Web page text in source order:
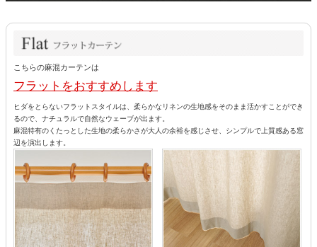
こちらの麻混カーテンは
フラットをおすすめします
ヒダをとらないフラットスタイルは、柔らかなリネンの生地感をそのまま活かすことができ
るので、ナチュラルで自然なウェーブが出ます。
麻混特有のくたっとした生地の柔らかさが大人の余裕を感じさせ、シンプルで上質感ある窓
辺を演出します。